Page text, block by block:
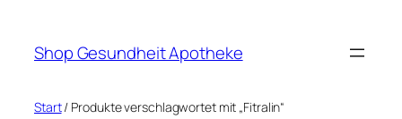
springen
Shop Gesundheit Apotheke
Start/ Produkte verschlagwortet mit „Fitralin“